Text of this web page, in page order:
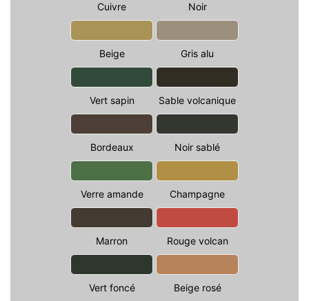
Cuivre
Beige
Vert sapin
Bordeaux
Verre amande
Marron
Vert foncé
Noir
Gris alu
Sable volcanique
Noir sablé
Champagne
Rouge volcan
Beige rosé